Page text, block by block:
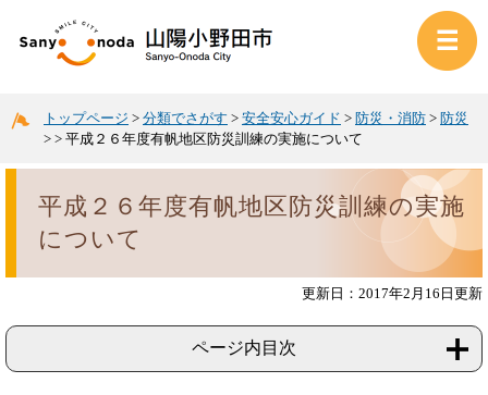
トップページ > 分類でさがす > 安全安心ガイド > 防災・消防 > 防災
> > 平成２６年度有帆地区防災訓練の実施について
平成２６年度有帆地区防災訓練の実施
について
更新日：2017年2月16日更新
ページ内目次